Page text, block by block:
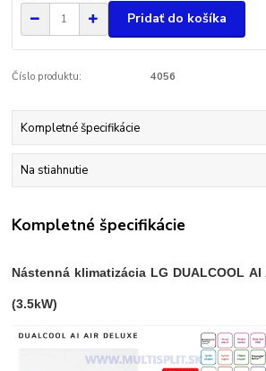
Pridať do košíka
Číslo produktu: 4056
Kompletné špecifikácie
Na stiahnutie
Kompletné špecifikácie
Nástenná klimatizácia LG DUALCOOL AI
(3.5kW)